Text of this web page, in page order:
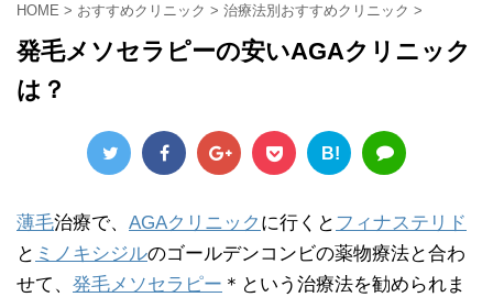
HOME > おすすめクリニック > 治療法別おすすめクリニック >
発毛メソセラピーの安いAGAクリニック
は？
B!
薄毛治療で、 AGAクリニック に行くと フィナステリド
と ミノキシジルのゴールデンコンビの薬物療法と合わ
せて、 発毛メソセラピー ＊という治療法を勧められま